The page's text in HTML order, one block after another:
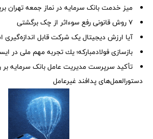
میز خدمت بانک سرمایه در نماز جمعه تهران
۷ روش قانونی رفع سوء‌اثر از چک برگشتی
آیا ارزش دیجیتال یک شرکت قابل
بازسازی فولادمباركه؛ یك تجربه مهم ملی در
تأکید سرپرست مدیریت عامل بانک سرمایه بر
دستورالعمل‌های پدافند غیرعامل